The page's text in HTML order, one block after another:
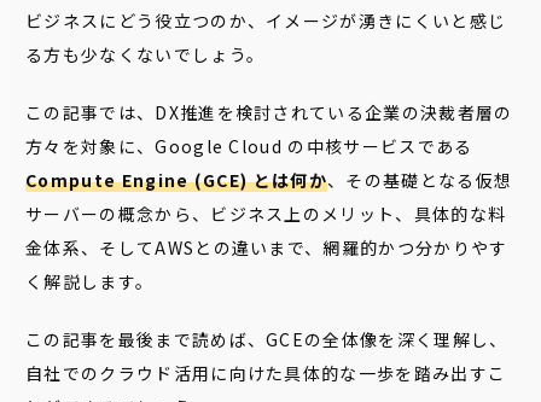
ビジネスにどう役立つのか、イメージが湧きにくいと感じ
る方も少なくないでしょう。
この記事では、DX推進を検討されている企業の決裁者層の
方々を対象に、Google Cloud の中核サービスである
Compute Engine (GCE) とは何か、その基礎となる仮想
サーバーの概念から、ビジネス上のメリット、具体的な料
金体系、そしてAWSとの違いまで、網羅的かつ分かりやす
く解説します。
この記事を最後まで読めば、GCEの全体像を深く理解し、
自社でのクラウド活用に向けた具体的な一歩を踏み出すこ